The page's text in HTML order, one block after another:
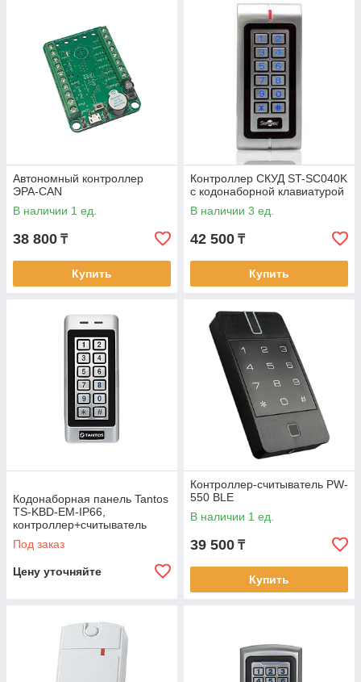
Автономный контроллер
ЭРА-CAN
В наличии 1 ед.
38 800 ₸
Купить
Контроллер СКУД ST-SC040K
с кодонаборной клавиатурой
В наличии 3 ед.
42 500 ₸
Купить
Кодонаборная панель Tantos
TS-KBD-EM-IP66,
контроллер+считыватель
Под заказ
Цену уточняйте
Контроллер-считыватель PW-
550 BLE
В наличии 1 ед.
39 500 ₸
Купить